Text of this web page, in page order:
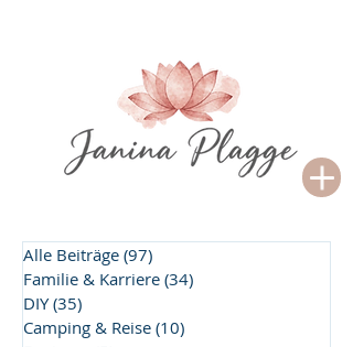
Alle Beiträge (97)
Familie & Karriere (34)
DIY (35)
Camping & Reise (10)